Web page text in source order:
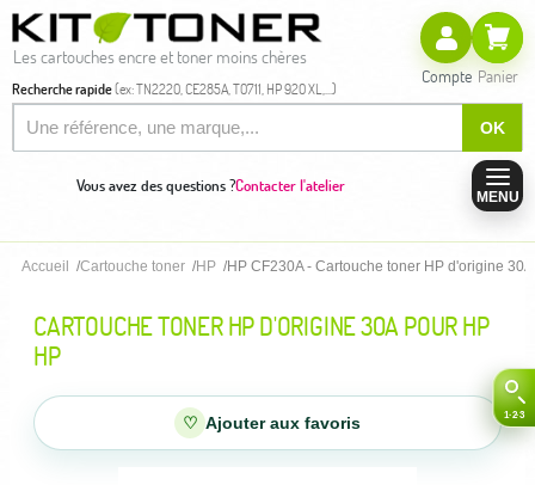
Les cartouches encre et toner moins chères
Recherche rapide(ex: TN2220, CE285A, T0711, HP 920 XL,...)
OK
Compte Panier
Vous avez des questions ?Contacter l'atelier
MENU
Accueil Cartouche toner HP HP CF230A - Cartouche toner HP d'origine 30A
CARTOUCHE TONER HP D'ORIGINE 30A POUR HP
HP
♡ Ajouter aux favoris